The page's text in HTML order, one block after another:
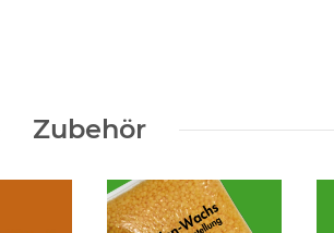
Zubehör